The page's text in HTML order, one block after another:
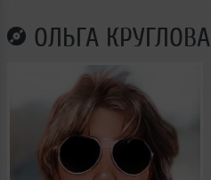
ОЛЬГА КРУГЛОВА